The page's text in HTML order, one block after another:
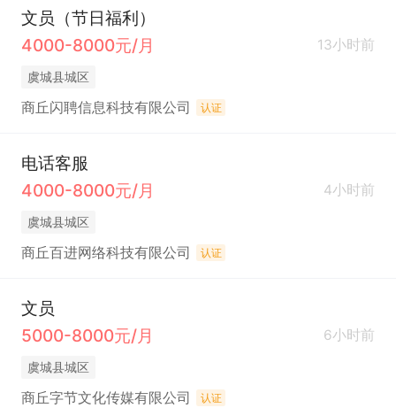
文员（节日福利）
4000-8000元/月
13小时前
虞城县城区
商丘闪聘信息科技有限公司 认证
电话客服
4000-8000元/月
4小时前
虞城县城区
商丘百进网络科技有限公司 认证
文员
5000-8000元/月
6小时前
虞城县城区
商丘字节文化传媒有限公司 认证